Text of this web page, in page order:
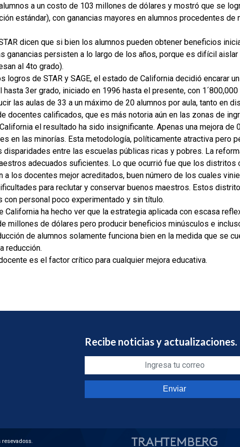
a un costo de 103 millones de dólares y mostró que se
estándar), con ganancias mayores en alumnos procedentes
dicen que si bien los alumnos pueden obtener beneficios
ganancias persisten a lo largo de los años, porque es difícil
al 4to grado).
logros de STAR y SAGE, el estado de California decidió encarar
hasta 3er grado, iniciado en 1996 hasta el presente, con
las aulas de 33 a un máximo de 20 alumnos por aula, tanto en
docentes calificados, que es más notoria aún en las zonas de
el resultado ha sido insignificante. Apenas una mejora de
en las minorías. Esta metodología, políticamente atractiva pero
disparidades entre las escuelas públicas ricas y pobres. La
adecuados suficientes. Lo que ocurrió fue que los distritos
a los docentes mejor acreditados, buen número de los cuales
para reclutar y conservar buenos maestros. Estos
con personal poco experimentado y sin título.
California ha hecho ver que la estrategia aplicada con escasa
millones de dólares pero producir beneficios minúsculos e
de alumnos solamente funciona bien en la medida que se
reducción.
es el factor crítico para cualquier mejora educativa.
Recibe noticias y actualizaciones.